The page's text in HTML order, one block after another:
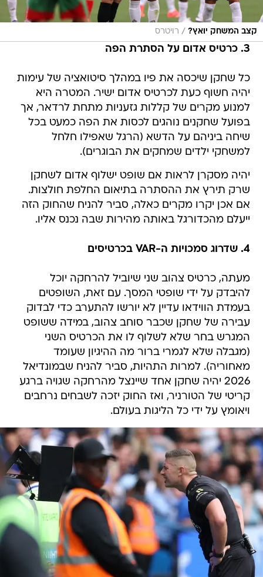
קצב המשחק יואץ? / רויטרס
3. כרטיס אדום על הסתרת הפה
כל שחקן שיכסה את פיו במהלך סיטואציה של עימות
יהיה חשוף כעת לכרטיס אדום ישיר. המטרה היא
למנוע מקרים של קללות גזעניות מתחת לרדאר, אך
בפועל שחקנים נוהגים לכסות את הפה כמעט בכל
שיחה ביניהם על הדשא (הרגל שאפילו חלחל
למשחקי ילדים שמחקים את הבוגרים).
יהיה מסקרן לראות אם שופט ישלוף אדום לשחקן
שרק תירץ את ההסתרה בתיאום החלפת חולצות.
אם אכן יקרו מקרים כאלה, סביר להניח שהחוק הזה
ייעלם מהכדורגל באותה מהירות שבה נכנס אליו.
4. שדרוג סמכויות ה-VAR בכרטיסים
מעתה, כרטיס צהוב שני שיוביל להרחקה יוכל
להיבדק על ידי שופטי המסך. עם זאת, השופטים
בעמדת הווידאו עדיין לא יורשו להתערב כדי לבדוק
עבירה של שחקן שכבר סוחב צהוב, במידה ששופט
המגרש בחר שלא לשלוף לו את הכרטיס השני
(מגבלה שלא לגמרי ברור מה ההיגיון שעומד
מאחוריה). למרות התהיות, סביר להניח שבמונדיאל
2026 יהיה שחקן אחד שיינצל מהרחקה שגויה ברגע
קריטי של הטורניר, ואז החוק יזכה לשבחים נרחבים
ויאומץ על ידי כל הליגות בעולם.